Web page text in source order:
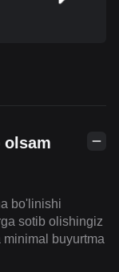
bo'linishi
sotib olishingiz
buyurtma